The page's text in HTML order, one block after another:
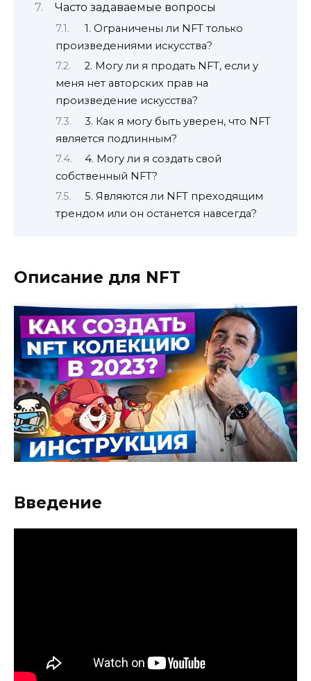
Часто задаваемые вопросы
1. Ограничены ли NFT только
произведениями искусства?
2. Могу ли я продать NFT, если у
меня нет авторских прав на
произведение искусства?
3. Как я могу быть уверен, что NFT
является подлинным?
4. Могу ли я создать свой
собственный NFT?
5. Являются ли NFT преходящим
трендом или он останется навсегда?
Описание для NFT
Введение